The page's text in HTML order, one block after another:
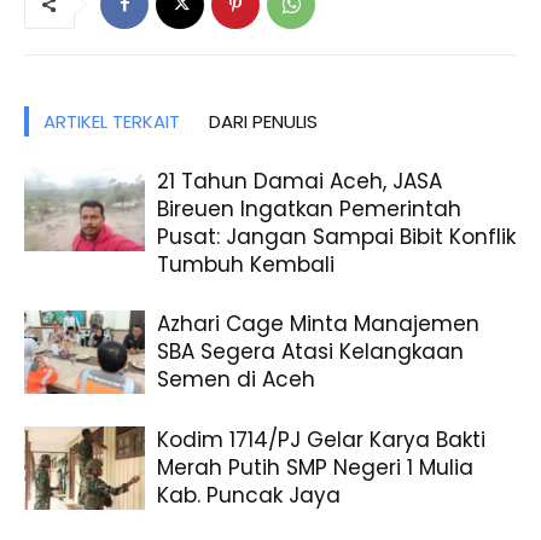
ARTIKEL TERKAIT DARI PENULIS
21 Tahun Damai Aceh, JASA
Bireuen Ingatkan Pemerintah
Pusat: Jangan Sampai Bibit Konflik
Tumbuh Kembali
Azhari Cage Minta Manajemen
SBA Segera Atasi Kelangkaan
Semen di Aceh
Kodim 1714/PJ Gelar Karya Bakti
Merah Putih SMP Negeri 1 Mulia
Kab. Puncak Jaya